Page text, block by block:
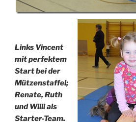
Links Vincent
mit perfektem
Start bei der
Mützenstaffel;
Renate, Ruth
und Willi als
Starter-Team.